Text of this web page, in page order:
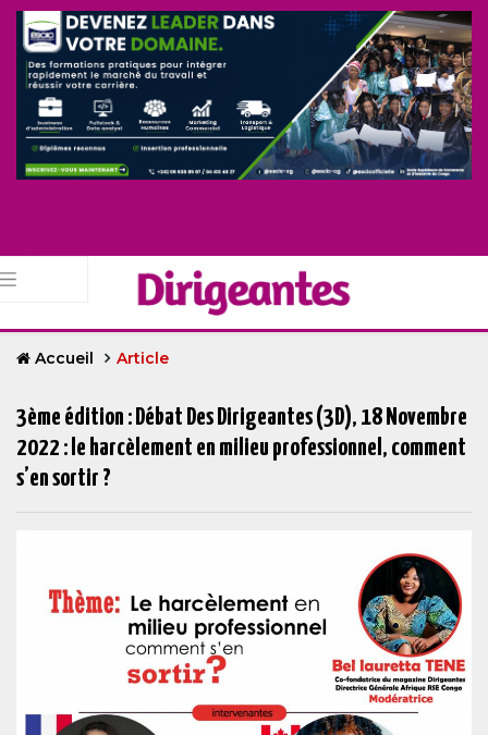
Accueil Article
3ème édition : Débat Des Dirigeantes (3D), 18 Novembre
2022 : le harcèlement en milieu professionnel, comment
s’en sortir ?